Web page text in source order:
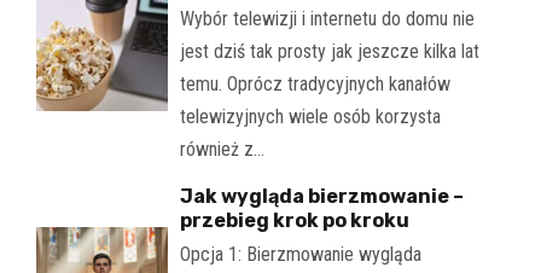
Wybór telewizji i internetu do domu nie
jest dziś tak prosty jak jeszcze kilka lat
temu. Oprócz tradycyjnych kanałów
telewizyjnych wiele osób korzysta
również z…
Jak wygląda bierzmowanie –
przebieg krok po kroku
Opcja 1: Bierzmowanie wygląda